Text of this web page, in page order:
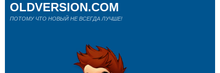
OLDVERSION.COM
ПОТОМУ ЧТО НОВЫЙ НЕ ВСЕГДА ЛУЧШЕ!